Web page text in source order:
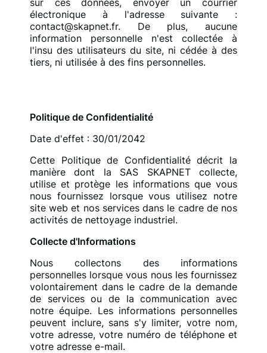
sur ces données, envoyer un courrier
électronique à l'adresse suivante :
contact@skapnet.fr. De plus, aucune
information personnelle n'est collectée à
l'insu des utilisateurs du site, ni cédée à des
tiers, ni utilisée à des fins personnelles.
Politique de Confidentialité
Date d'effet : 30/01/2042
Cette Politique de Confidentialité décrit la
manière dont la SAS SKAPNET collecte,
utilise et protège les informations que vous
nous fournissez lorsque vous utilisez notre
site web et nos services dans le cadre de nos
activités de nettoyage industriel.
Collecte d'Informations
Nous collectons des informations
personnelles lorsque vous nous les fournissez
volontairement dans le cadre de la demande
de services ou de la communication avec
notre équipe. Les informations personnelles
peuvent inclure, sans s'y limiter, votre nom,
votre adresse, votre numéro de téléphone et
votre adresse e-mail.